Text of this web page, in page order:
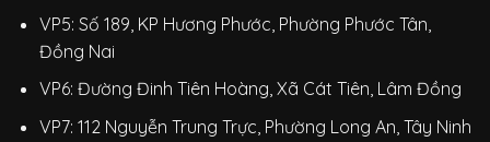
VP5: Số 189, KP Hương Phước, Phường Phước Tân,
Đồng Nai
VP6: Đường Đinh Tiên Hoàng, Xã Cát Tiên, Lâm Đồng
VP7: 112 Nguyễn Trung Trực, Phường Long An, Tây Ninh